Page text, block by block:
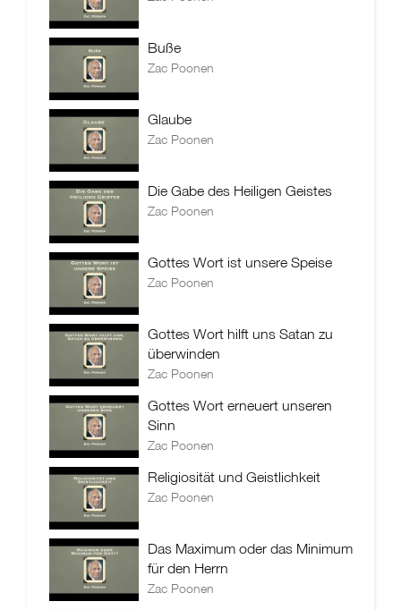
Buße
Zac Poonen
Glaube
Zac Poonen
Die Gabe des Heiligen Geistes
Zac Poonen
Gottes Wort ist unsere Speise
Zac Poonen
Gottes Wort hilft uns Satan zu
überwinden
Zac Poonen
Gottes Wort erneuert unseren
Sinn
Zac Poonen
Religiosität und Geistlichkeit
Zac Poonen
Das Maximum oder das Minimum
für den Herrn
Zac Poonen